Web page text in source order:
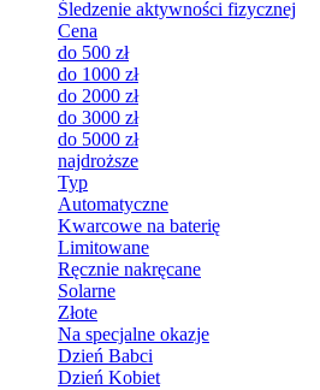
Śledzenie aktywności fizycznej
Cena
do 500 zł
do 1000 zł
do 2000 zł
do 3000 zł
do 5000 zł
najdroższe
Typ
Automatyczne
Kwarcowe na baterię
Limitowane
Ręcznie nakręcane
Solarne
Złote
Na specjalne okazje
Dzień Babci
Dzień Kobiet